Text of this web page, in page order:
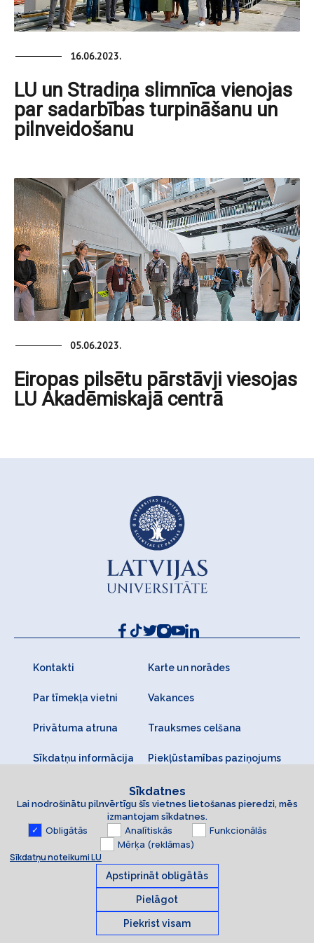
16.06.2023.
LU un Stradiņa slimnīca vienojas
par sadarbības turpināšanu un
pilnveidošanu
05.06.2023.
Eiropas pilsētu pārstāvji viesojas
LU Akadēmiskajā centrā
Kontakti Karte un norādes
Par tīmekļa vietni Vakances
Privātuma atruna Trauksmes celšana
Sīkdatņu informācija Piekļūstamības paziņojums
© 2026 Latvijas Universitāte. Visas tiesības aizsargātas
Sīkdatnes
Lai nodrošinātu pilnvērtīgu šīs vietnes lietošanas pieredzi, mēs
izmantojam sīkdatnes.
Obligātās Analītiskās
Funkcionālās
Mērķa (reklāmas)
Sīkdatņu noteikumi LU
Apstiprināt obligātās
Pielāgot
Piekrist visam